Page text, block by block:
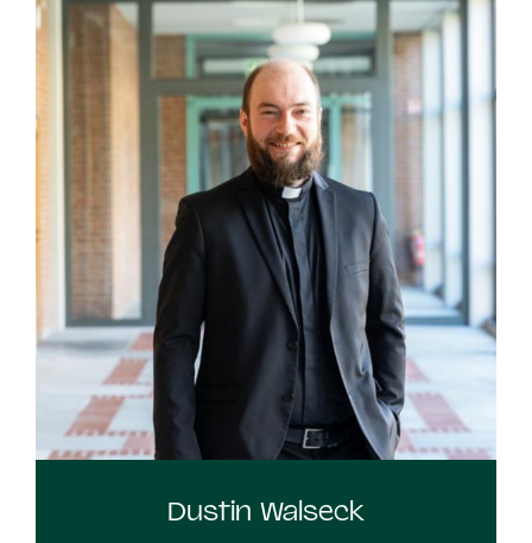
Dustin Walseck